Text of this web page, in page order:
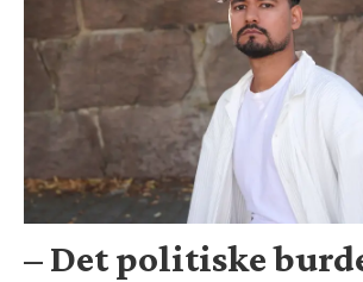
– Det politiske